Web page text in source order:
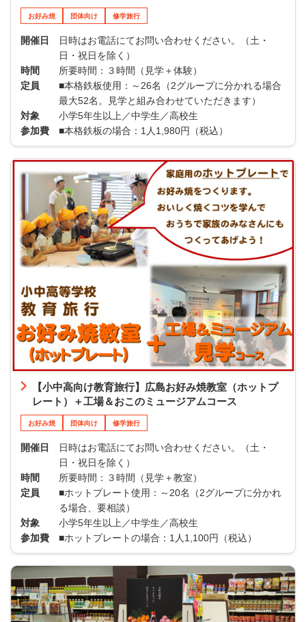
お好み焼 団体向け 修学旅行
開催日
日時はお電話にてお問い合わせください。（土・
日・祝日を除く）
時間
所要時間：３時間（見学＋体験）
定員
■本格鉄板使用：～26名（2グループに分かれる場合
最大52名。見学と組み合わせていただきます）
対象
小学5年生以上／中学生／高校生
参加費
■本格鉄板の場合：1人1,980円（税込）
【小中高向け教育旅行】広島お好み焼教室（ホットプ
レート）＋工場＆おこのミュージアムコース
お好み焼 団体向け 修学旅行
開催日
日時はお電話にてお問い合わせください。（土・
日・祝日を除く）
時間
所要時間：３時間（見学＋教室）
定員
■ホットプレート使用：～20名（2グループに分かれ
る場合、要相談）
対象
小学5年生以上／中学生／高校生
参加費
■ホットプレートの場合：1人1,100円（税込）